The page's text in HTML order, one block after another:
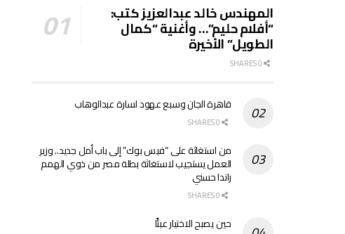
المهندس خالد عبدالعزيز كتب:
“أفلام حليم”… وأغنية “كمال
الطويل” الأخيرة
قاهرة الجان وسبع عهود لسارة عبدالوهاب
من استغاثة على “فيس بوك” إلى باب أمل جديد.. وزير
العمل يستجيب لاستغاثة بطلة مصر من ذوي الهمم
راندا حسني
حين يصبح الاختيار عبئًا